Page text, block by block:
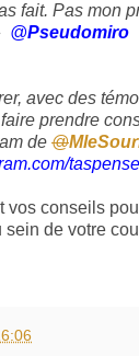
fait. Pas mon
@Pseudomiro
avec des
prendre
de @
vos conseils
sein de votre